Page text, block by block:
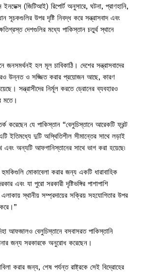
(জিটিআই) রিপোর্ট অনুসারে, ঘটনা, প্রাণহানি,
সূচকগুলির উপর দৃষ্টি নিবদ্ধ করে সন্ত্রাসবাদ এবং
দেশগুলির মধ্যে পাকিস্তান চতুর্থ স্থানে
জনসমর্থনই হল মূল চাবিকাঠি। দেশের সন্ত্রাসবাদের
উন্নত ও সজ্জিত করার প্রয়োজন আছে, কারণ
সন্ত্রাসীদের নির্মূল করতে ড্রোনের ব্যবহারও
মতে।
করেছেন যে পাকিস্তান “বেলুচিস্তানে আরেকটি ফ্রন্ট
ইতিমধ্যে দুটি অস্থিতিশীল সীমান্তের সাথে লড়াই
অন্যটি আফগানিস্তানের সাথে ভাগ করা হয়েছে৷
মোকাবেলা করার জন্য একটি ধারাবাহিক
এবং যা পুরো সরকারী দৃষ্টিভঙ্গির পাশাপাশি
স্থানীয় সম্প্রদায়ের সক্রিয় সহযোগিতার উপর
আফজালও বেলুচিস্তানে বসবাসরত পাকিস্তানি
জন্য সরকারকে অনুরোধ করেছেন।
করার জন্য, শেষ পর্যন্ত রাষ্ট্রকে সেই বিদ্রোহের